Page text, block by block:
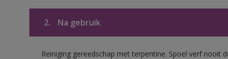
2. Na gebruik
Reiniging gereedschap met terpentine. Spoel verf